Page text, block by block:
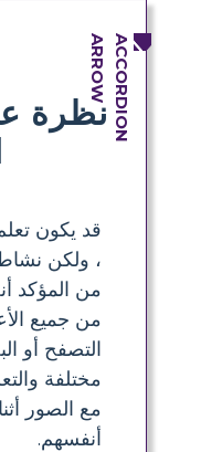
نظرة
قد يكون
، ولكن
من المؤكد
من جميع
التصفح أو
مختلفة
مع الصور
أنفسهم.